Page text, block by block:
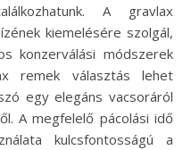
A gravlax
kiemelésére szolgál,
konzerválási módszerek
remek választás lehet
egy elegáns vacsoráról
A megfelelő pácolási idő
kulcsfontosságú a